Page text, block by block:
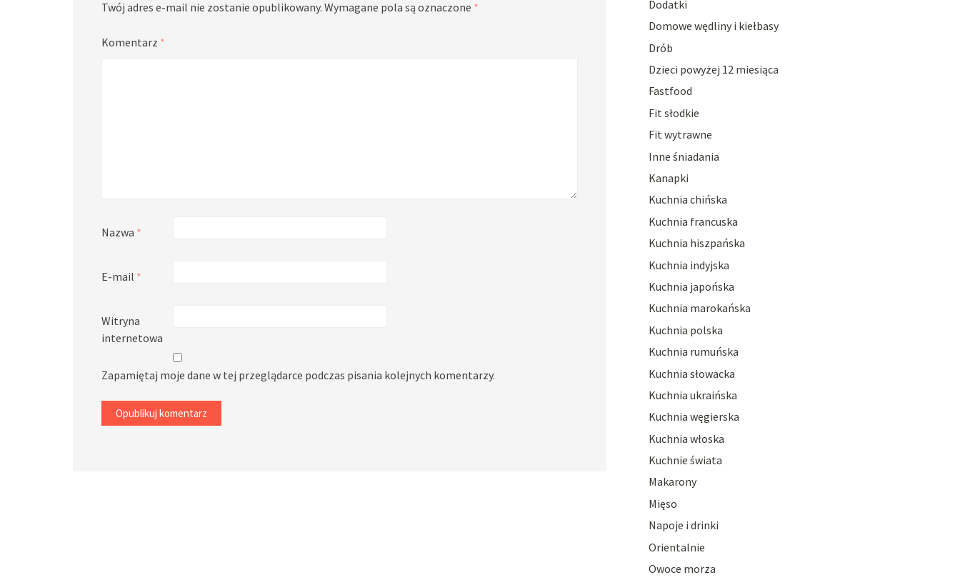
Twój adres e-mail nie zostanie opublikowany. Wymagane pola są oznaczone *
Komentarz *
Nazwa *
E-mail *
Witryna
internetowa
Zapamiętaj moje dane w tej przeglądarce podczas pisania kolejnych komentarzy.
Dodatki
Domowe wędliny i kiełbasy
Drób
Dzieci powyżej 12 miesiąca
Fastfood
Fit słodkie
Fit wytrawne
Inne śniadania
Kanapki
Kuchnia chińska
Kuchnia francuska
Kuchnia hiszpańska
Kuchnia indyjska
Kuchnia japońska
Kuchnia marokańska
Kuchnia polska
Kuchnia rumuńska
Kuchnia słowacka
Kuchnia ukraińska
Kuchnia węgierska
Kuchnia włoska
Kuchnie świata
Makarony
Mięso
Napoje i drinki
Orientalnie
Owoce morza